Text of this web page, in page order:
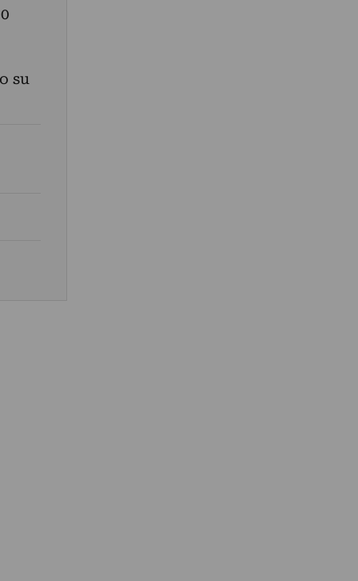
su